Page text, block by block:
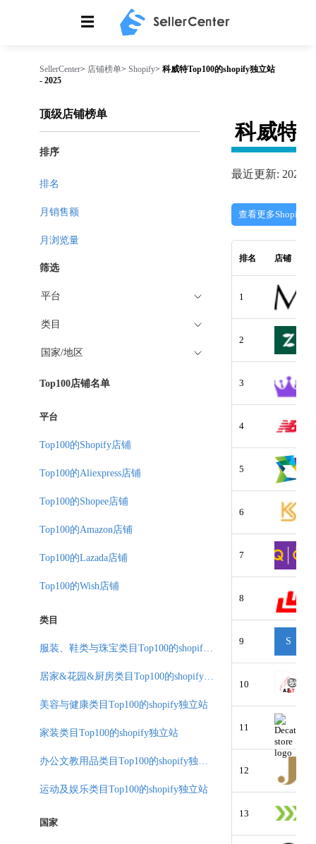
☰
SellerCenter> 店铺榜单> Shopify> 科威特Top100的shopify独立站
- 2025
科威特
最近更新: 2026-
查看更多Shopify
排名 店铺
1
2
3
4
5
6
7
8
9 S
10
11
12
13
顶级店铺榜单
排序
排名
月销售额
月浏览量
筛选
平台
类目
国家/地区
Top100店铺名单
平台
Top100的Shopify店铺
Top100的Aliexpress店铺
Top100的Shopee店铺
Top100的Amazon店铺
Top100的Lazada店铺
Top100的Wish店铺
类目
美容与健康类目Top100的shopify独立站
家装类目Top100的shopify独立站
运动及娱乐类目Top100的shopify独立站
国家